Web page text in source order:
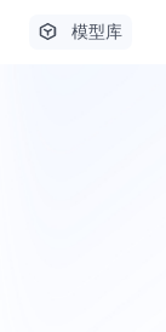
模型库